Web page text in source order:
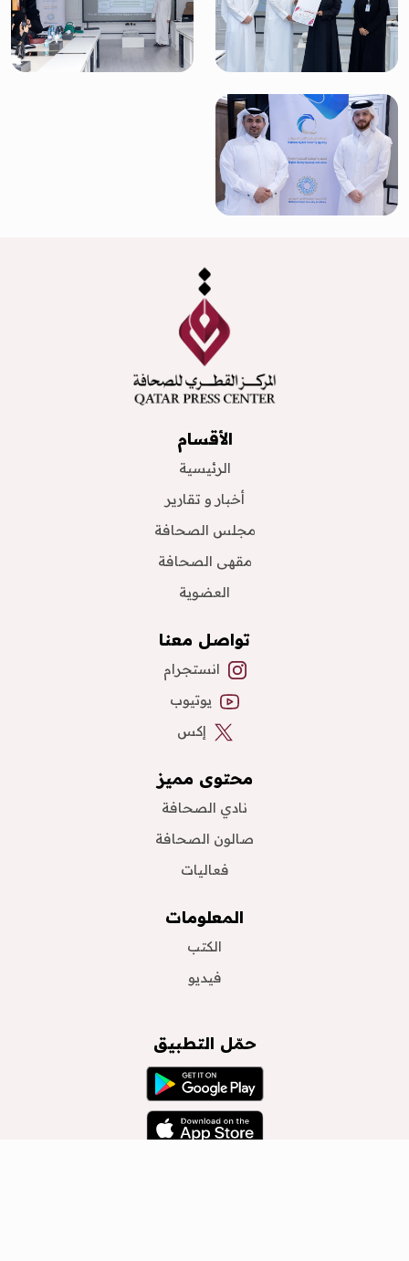
الأقسام
الرئيسية
أخبار و تقارير
مجلس الصحافة
مقهى الصحافة
العضوية
تواصل معنا
انستجرام
يوتيوب
إكس
محتوى مميز
نادي الصحافة
صالون الصحافة
فعاليات
المعلومات
الكتب
فيديو
حمّل التطبيق